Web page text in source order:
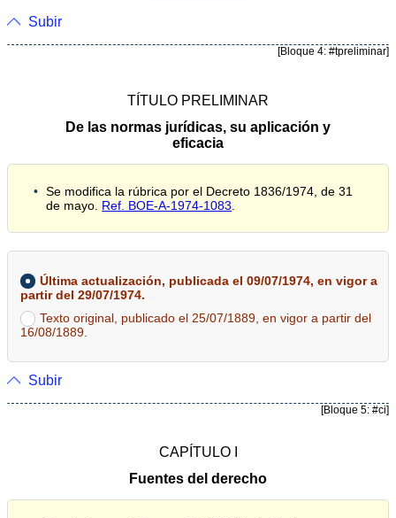
Subir
[Bloque 4: #tpreliminar]
TÍTULO PRELIMINAR
De las normas jurídicas, su aplicación y
eficacia
Se modifica la rúbrica por el Decreto 1836/1974, de 31
de mayo. Ref. BOE-A-1974-1083
Última actualización, publicada el 09/07/1974, en vigor a
partir del 29/07/1974.
Texto original, publicado el 25/07/1889, en vigor a partir del
16/08/1889.
Subir
[Bloque 5: #ci]
CAPÍTULO I
Fuentes del derecho